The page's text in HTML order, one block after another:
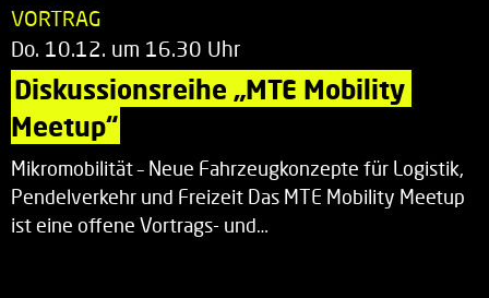
VORTRAG
Do. 10.12. um 16.30 Uhr
Diskussionsreihe „MTE Mobility
Meetup“
Mikromobilität – Neue Fahrzeugkonzepte für Logistik,
Pendelverkehr und Freizeit Das MTE Mobility Meetup
ist eine offene Vortrags- und…